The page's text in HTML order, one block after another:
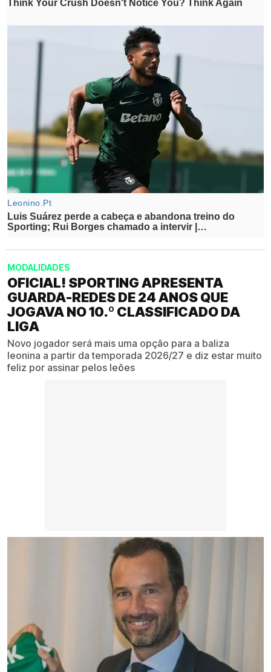
MODALIDADES
OFICIAL! SPORTING APRESENTA
GUARDA-REDES DE 24 ANOS QUE
JOGAVA NO 10.º CLASSIFICADO DA
LIGA
Novo jogador será mais uma opção para a baliza
leonina a partir da temporada 2026/27 e diz estar muito
feliz por assinar pelos leões